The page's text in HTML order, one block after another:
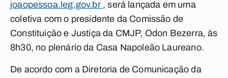
joaopessoa.leg.gov.br , será lançada em uma
coletiva com o presidente da Comissão de
Constituição e Justiça da CMJP, Odon Bezerra, às
8h30, no plenário da Casa Napoleão Laureano.
De acordo com a Diretoria de Comunicação da